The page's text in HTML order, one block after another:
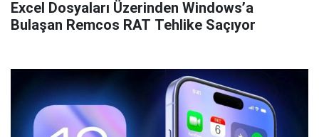
Excel Dosyaları Üzerinden Windows’a
Bulaşan Remcos RAT Tehlike Saçıyor